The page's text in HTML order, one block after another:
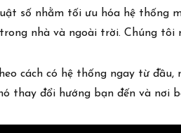
số nhằm tối ưu hóa hệ thống
nhà và ngoài trời. Chúng tôi
cách có hệ thống ngay từ
thay đổi hướng bạn đến và nơi